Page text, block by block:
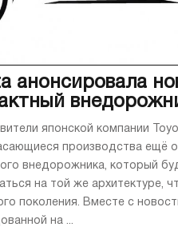
анонсировала
японской компании
производства ещё
внедорожника, который
на той же архитектуре,
поколения. Вместе с
на ...